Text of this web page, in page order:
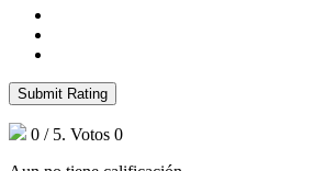
Submit Rating
0 / 5. Votos 0